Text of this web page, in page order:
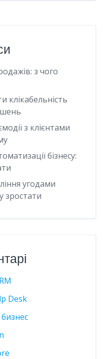
з чого
клікабельність
з клієнтами
бізнесу:
угодами
зростати
Desk